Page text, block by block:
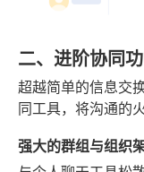
二、进阶协同
超越简单的信息交
同工具，将沟通的
强大的群组与组织